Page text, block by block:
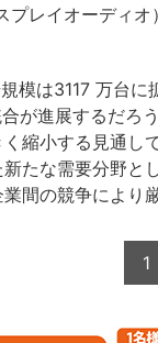
プレイオーディ
模は3117 万台
が進展するだろ
縮小する見通し
たな需要分野と
間の競争により
1